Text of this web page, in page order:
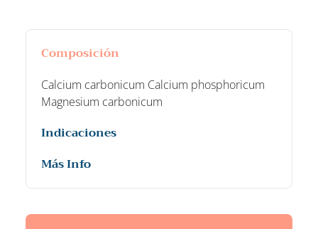
Composición
Calcium carbonicum Calcium phosphoricum
Magnesium carbonicum
Indicaciones
Más Info